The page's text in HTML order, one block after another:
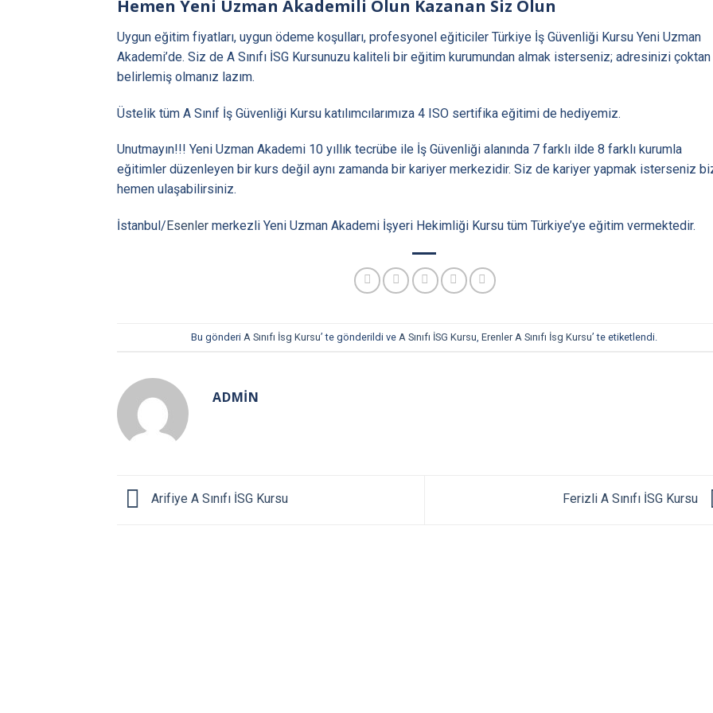
Hemen Yeni Uzman Akademili Olun Kazanan Siz Olun
Uygun eğitim fiyatları, uygun ödeme koşulları, profesyonel eğiticiler Türkiye İş Güvenliği Kursu Yeni Uzman
Akademi’de. Siz de A Sınıfı İSG Kursunuzu kaliteli bir eğitim kurumundan almak isterseniz; adresinizi çoktan
belirlemiş olmanız lazım.
Üstelik tüm A Sınıf İş Güvenliği Kursu katılımcılarımıza 4 ISO sertifika eğitimi de hediyemiz.
Unutmayın!!! Yeni Uzman Akademi 10 yıllık tecrübe ile İş Güvenliği alanında 7 farklı ilde 8 farklı kurumla
eğitimler düzenleyen bir kurs değil aynı zamanda bir kariyer merkezidir. Siz de kariyer yapmak isterseniz
hemen ulaşabilirsiniz.
İstanbul/ Esenler merkezli Yeni Uzman Akademi İşyeri Hekimliği Kursu tüm Türkiye’ye eğitim vermektedir.
Bu gönderi A Sınıfı İsg Kursu’ te gönderildi ve A Sınıfı İSG Kursu ,Erenler A Sınıfı İsg Kursu’ te etiketlendi.
ADMIN
Arifiye A Sınıfı İSG Kursu Ferizli A Sınıfı İSG Kursu